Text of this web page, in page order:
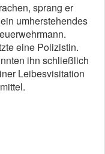
sprang er
umherstehendes
eine Polizistin.
ihn schließlich
Leibesvisitation